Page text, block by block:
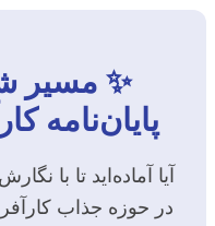
✨ مسیر
پایان‌نامه
آیا آماده‌اید تا با
در حوزه جذاب